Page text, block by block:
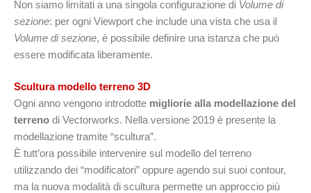
Non siamo limitati a una singola configurazione di Volume di
sezione: per ogni Viewport che include una vista che usa il
Volume di sezione, è possibile definire una istanza che può
essere modificata liberamente.
Scultura modello terreno 3D
Ogni anno vengono introdotte migliorie alla modellazione del
terreno di Vectorworks. Nella versione 2019 è presente la
modellazione tramite “scultura”.
È tutt’ora possibile intervenire sul modello del terreno
utilizzando dei “modificatori” oppure agendo sui suoi contour,
ma la nuova modalità di scultura permette un approccio più